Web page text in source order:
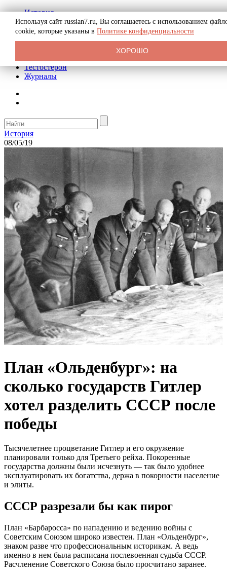
История
Биография
Криминал
Реклама на сайте
Тестостерон
Журналы
История
08/05/19
План «Ольденбург»: на
сколько государств Гитлер
хотел разделить СССР после
победы
Тысячелетнее процветание Гитлер и его окружение
планировали только для Третьего рейха. Покоренные
государства должны были исчезнуть — так было удобнее
эксплуатировать их богатства, держа в покорности население
и элиты.
СССР разрезали бы как пирог
План «Барбаросса» по нападению и ведению войны с
Советским Союзом широко известен. План «Ольденбург»,
знаком разве что профессиональным историкам. А ведь
именно в нем была расписана послевоенная судьба СССР.
Расчленение Советского Союза было просчитано заранее.
Используя сайт russian7.ru, Вы соглашаетесь с использованием
cookie, которые указаны в Политике конфиденциальности
ХОРОШО